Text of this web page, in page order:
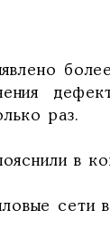
раз.
в
сети